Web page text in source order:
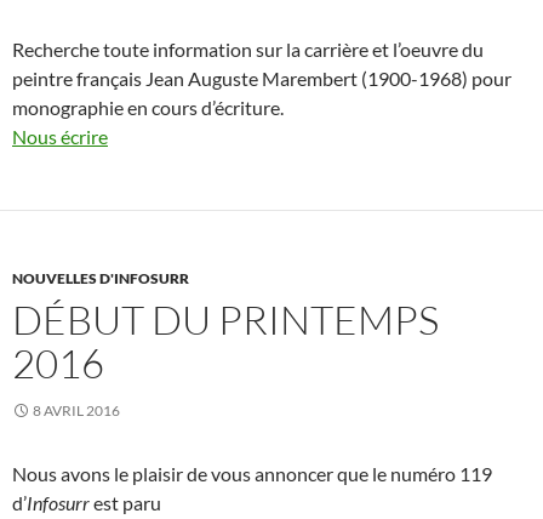
Recherche toute information sur la carrière et l’oeuvre du
peintre français Jean Auguste Marembert (1900-1968) pour
monographie en cours d’écriture.
Nous écrire
NOUVELLES D'INFOSURR
DÉBUT DU PRINTEMPS
2016
8 AVRIL 2016
Nous avons le plaisir de vous annoncer que le numéro 119
d’Infosurrest paru